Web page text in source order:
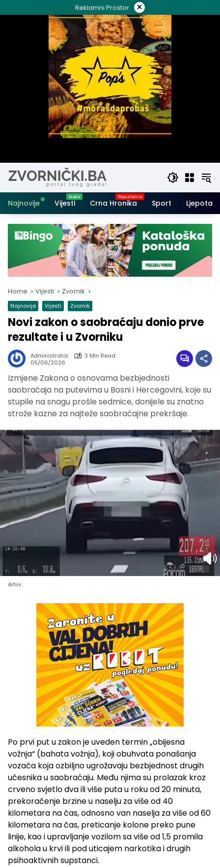
to
Reklamni Prostor ×
Najnovije Vijesti Crna Hronika Sport Ljepota i
Home Vijesti Zvornik
Najnovije Vijesti Zvornik
Novi zakon o saobraćaju donio prve
rezultate i u Zvorniku
Administrator
3 Min Read
05/06/2026
Izmjene Zakona o osnovama bezbjednosti
saobraćaja na putevima u Bosni i Hercegovini, koje su
stupile na snagu prošle sedmice, donijele su znatno
strože kazne za najteže saobraćajne prekršaje.
Arhiv
Po prvi put u zakon je uveden termin „obijesna
vožnja“ (bahata vožnja), koji obuhvata ponašanja
vozača koja ozbiljno ugrožavaju bezbjednost drugih
učesnika u saobraćaju. Među njima su prolazak kroz
crveno svjetlo dva ili više puta u roku od 20 minuta,
prekoračenje brzine u naselju za više od 40
kilometara na čas, odnosno van naselja za više od 60
kilometara na čas, preticanje kolone preko pune
linije, kao i upravljanje vozilom sa više od 1,5 promila
alkohola u krvi ili pod uticajem narkotika i drugih
psihoaktivnih supstanci.